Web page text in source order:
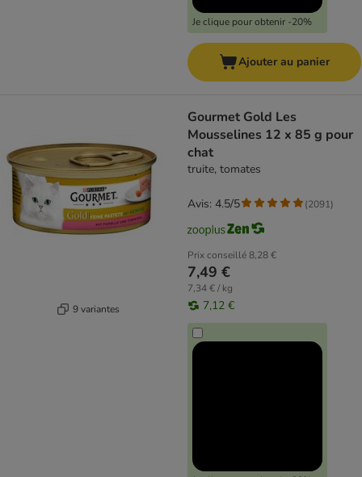
Je clique pour obtenir -20%
Ajouter au panier
9 variantes
Gourmet Gold Les
Mousselines 12 x 85 g pour
chat
truite, tomates
Prix conseillé8,28 €
7,49 €
7,34 € / kg
7,12 €
Avis: 4.5/5 (2091)